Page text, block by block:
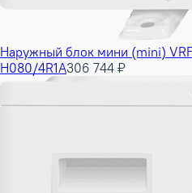
Наружный блок мини (mini)
H080/4R1A306 744 ₽